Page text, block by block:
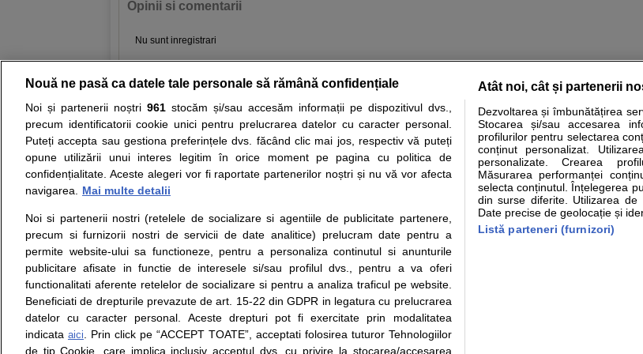
Opinii si comentarii
Nu sunt inregistrari
Resurse: Autoevaluare simptome Interpretare analize Specialitati medicale
Opiniile avizate ale medicilor, sfaturile si orice alte informatii despre sanatate disponibile pe sfatulmedicului.ro au
nici diagnosticul stabilit in urma investigatiilor si analizelor medicale. Va sfatuim, ca pe langa informatia primita pe
ii punem la dispozitie pentru programare in sistemul de programari la medic Clickmed.
Despre noi
Contact
Intrebari frecvente
Consultanti
medicali
Termeni si conditii
Politica de
confidentialitate
Politica de cookie
Modifica Setarile Cookie
Drepturile consumatorului
Protectia consumatorilor -
ANPC
Solutionarea Alternativa a
Litigiilor
Info consumator: 0800.080.999
Formulare europene - CNAS
Ministerul Sanatatii - ANMDM
Parteneri
Inscriere clinica
Nouă ne pasă ca datele tale personale să rămână confidențiale
Noi și partenerii noștri 961stocăm și/sau accesăm informații pe dispozitivul dvs.,
precum identificatorii cookie unici pentru prelucrarea datelor cu caracter personal.
Puteți accepta sau gestiona preferințele dvs. făcând clic mai jos, respectiv vă puteți
opune utilizării unui interes legitim în orice moment pe pagina cu politica de
confidențialitate. Aceste alegeri vor fi raportate partenerilor noștri și nu vă vor afecta
navigarea.
Mai multe detalii
Noi si partenerii nostri (retelele de socializare si agentiile de publicitate partenere,
precum si furnizorii nostri de servicii de date analitice) prelucram date pentru a
permite website-ului sa functioneze, pentru a personaliza continutul si anunturile
publicitare afisate in functie de interesele si/sau profilul dvs., pentru a va oferi
functionalitati aferente retelelor de socializare si pentru a analiza traficul pe website.
Beneficiati de drepturile prevazute de art. 15-22 din GDPR in legatura cu prelucrarea
datelor cu caracter personal. Aceste drepturi pot fi exercitate prin modalitatea
indicata aici. Prin click pe “ACCEPT TOATE”, acceptati folosirea tuturor Tehnologiilor
de tip Cookie, care implica inclusiv acceptul dvs. cu privire la stocarea/accesarea
Atât noi, cât și partenerii
Dezvoltarea și îmbunătățirea
Stocarea și/sau accesarea
profilurilor pentru selectarea
conținut personalizat.
personalizate. Crearea
Măsurarea performanței
selecta conținutul. Înțelegerea
din surse diferite. Utilizarea de
Date precise de geolocație și
Listă parteneri (furnizori)